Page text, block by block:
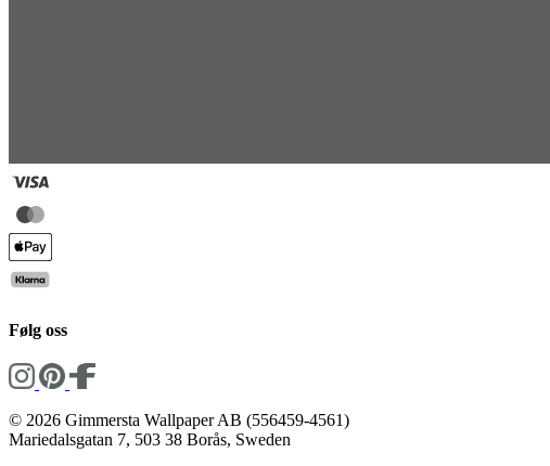
Følg oss
© 2026 Gimmersta Wallpaper AB (556459-4561)
Mariedalsgatan 7, 503 38 Borås, Sweden